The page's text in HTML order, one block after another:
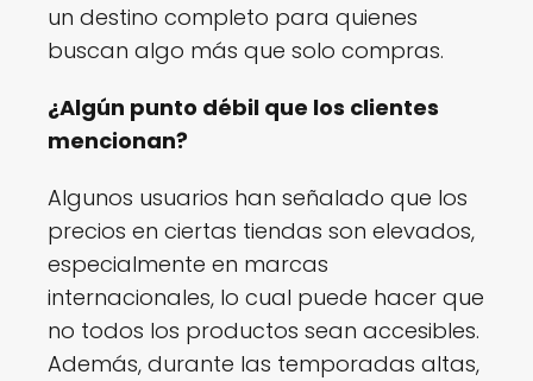
un destino completo para quienes
buscan algo más que solo compras.
¿Algún punto débil que los clientes
mencionan?
Algunos usuarios han señalado que los
precios en ciertas tiendas son elevados,
especialmente en marcas
internacionales, lo cual puede hacer que
no todos los productos sean accesibles.
Además, durante las temporadas altas,